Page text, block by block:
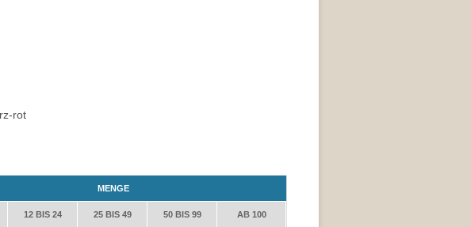
rot
MENGE
12 BIS 24 25 BIS 49 50 BIS 99 AB 100